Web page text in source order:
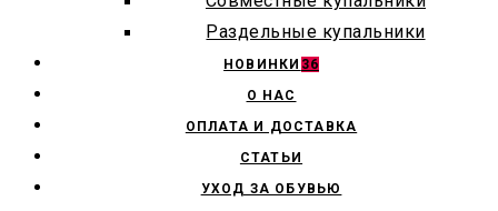
Раздельные купальники
НОВИНКИ 36
О НАС
ОПЛАТА И ДОСТАВКА
СТАТЬИ
УХОД ЗА ОБУВЬЮ